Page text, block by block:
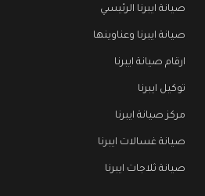
صيانة ايبرنا الرئيسي
صيانة ايبرنا وعناوينها
ارقام صيانة ايبرنا
توكيل ايبرنا
مركز صيانة ايبرنا
صيانة غسالات ايبرنا
صيانة ثلاجات ايبرنا